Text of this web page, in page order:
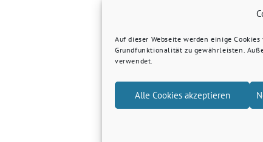
Auf dieser Webseite werden einige
Grundfunktionalität zu gewährleisten.
verwendet.
Alle Cookies akzeptieren